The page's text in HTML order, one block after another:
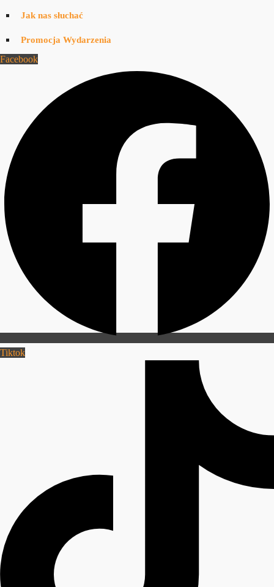
Jak nas słuchać
Promocja Wydarzenia
Facebook
Tiktok